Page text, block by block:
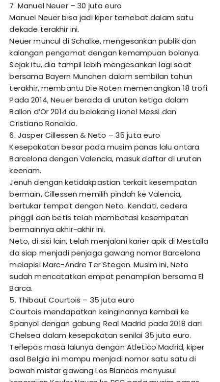
7. Manuel Neuer – 30 juta euro
Manuel Neuer bisa jadi kiper terhebat dalam satu
dekade terakhir ini.
Neuer muncul di Schalke, mengesankan publik dan
kalangan pengamat dengan kemampuan bolanya.
Sejak itu, dia tampil lebih mengesankan lagi saat
bersama Bayern Munchen dalam sembilan tahun
terakhir, membantu Die Roten memenangkan 18 trofi.
Pada 2014, Neuer berada di urutan ketiga dalam
Ballon d’Or 2014 du belakang Lionel Messi dan
Cristiano Ronaldo.
6. Jasper Cillessen & Neto – 35 juta euro
Kesepakatan besar pada musim panas lalu antara
Barcelona dengan Valencia, masuk daftar di urutan
keenam.
Jenuh dengan ketidakpastian terkait kesempatan
bermain, Cillessen memilih pindah ke Valencia,
bertukar tempat dengan Neto. Kendati, cedera
pinggil dan betis telah membatasi kesempatan
bermainnya akhir-akhir ini.
Neto, di sisi lain, telah menjalani karier apik di Mestalla
da siap menjadi penjaga gawang nomor Barcelona
melapisi Marc-Andre Ter Stegen. Musim ini, Neto
sudah mencatatkan empat penampilan bersama El
Barca.
5. Thibaut Courtois – 35 juta euro
Courtois mendapatkan keinginannya kembali ke
Spanyol dengan gabung Real Madrid pada 2018 dari
Chelsea dalam kesepakatan senilai 35 juta euro.
Terlepas masa lalunya dengan Atletico Madrid, kiper
asal Belgia ini mampu menjadi nomor satu satu di
bawah mistar gawang Los Blancos menyusul